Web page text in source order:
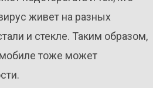
живет на разных
и стекле. Таким образом,
тоже может